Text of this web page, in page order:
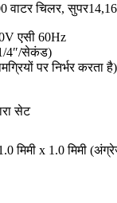
वाटर चिलर,
एसी 60Hz
4″/सेकंड)
पर निर्भर करता है)
सेट
मिमी x 1.0 मिमी